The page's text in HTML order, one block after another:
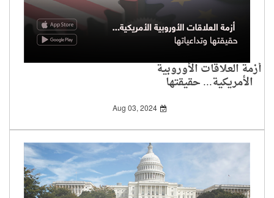
أزمة العلاقات الأوروبية
الأمريكية... حقيقتها
Aug 03, 2024